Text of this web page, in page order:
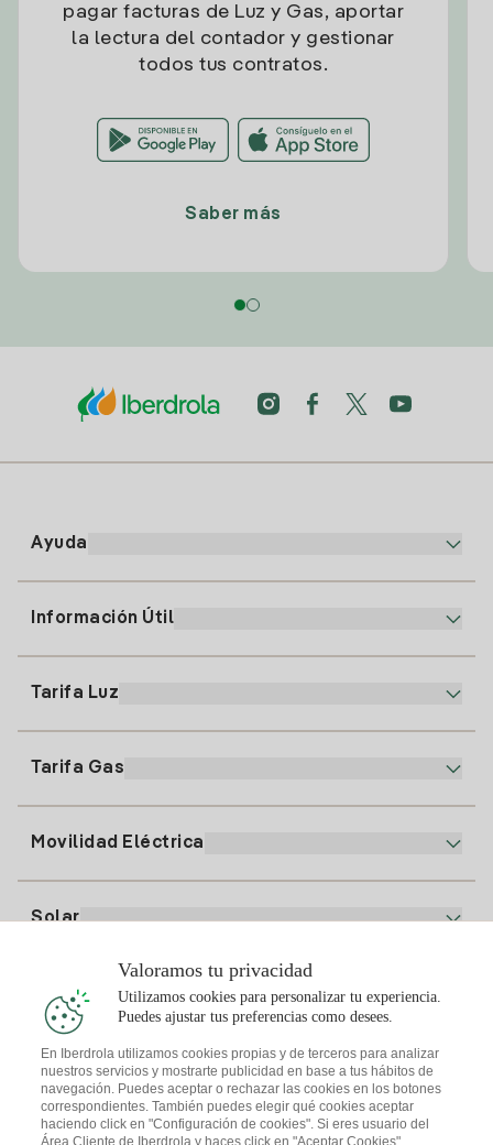
pagar facturas de Luz y Gas, aportar
la lectura del contador y gestionar
todos tus contratos.
Saber más
Ayuda
91 919 52 73
clientes@tuiberdrola.es
Información Útil
Alta Gas
Tarifa Luz
Precio de la luz hoy
Tarifa Gas
Movilidad Eléctrica
Solar
Plan Solar
Simulador Placas Solares
Comunidades Solares
Solar Cloud
Te interesa
Consejos Luz
Consejos Gas
Descarga la App Iberdrola Clientes
Valoramos tu privacidad
Utilizamos cookies para personalizar tu experiencia.
Puedes ajustar tus preferencias como desees.
En Iberdrola utilizamos cookies propias y de terceros para analizar
nuestros servicios y mostrarte publicidad en base a tus hábitos de
navegación. Puedes aceptar o rechazar las cookies en los botones
correspondientes. También puedes elegir qué cookies aceptar
haciendo click en "Configuración de cookies". Si eres usuario del
Área Cliente de Iberdrola y haces click en "Aceptar Cookies",